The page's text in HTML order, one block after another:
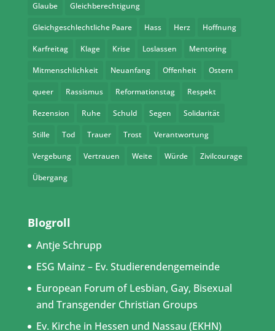
Glaube Gleichberechtigung
Gleichgeschlechtliche Paare Hass Herz Hoffnung
Karfreitag Klage Krise Loslassen Mentoring
Mitmenschlichkeit Neuanfang Offenheit Ostern
queer Rassismus Reformationstag Respekt
Rezension Ruhe Schuld Segen Solidarität
Stille Tod Trauer Trost Verantwortung
Vergebung Vertrauen Weite Würde Zivilcourage
Übergang
Blogroll
Antje Schrupp
ESG Mainz – Ev. Studierendengemeinde
European Forum of Lesbian, Gay, Bisexual
and Transgender Christian Groups
Ev. Kirche in Hessen und Nassau (EKHN)